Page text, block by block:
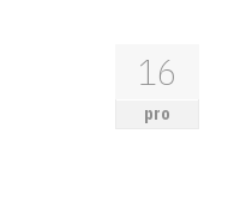
16
pro